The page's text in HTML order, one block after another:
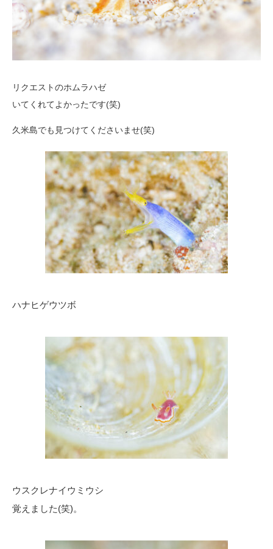
リクエストのホムラハゼ
いてくれてよかったです(笑)
久米島でも見つけてくださいませ(笑)
ハナヒゲウツボ
ウスクレナイウミウシ
覚えました(笑)。